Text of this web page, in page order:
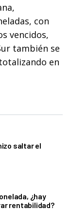
con
vencidos,
también se
en
saltar el
¿hay
rentabilidad?